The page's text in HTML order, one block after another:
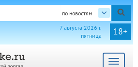
по новостям
18+
7 августа 2026 г.
пятница
Toggle